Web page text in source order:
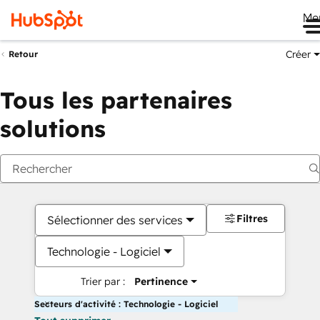
Retour Créer
Tous les partenaires
solutions
Sélectionner des services
Technologie - Logiciel
Trier par : Pertinence
Filtres
Secteurs d'activité : Technologie - Logiciel